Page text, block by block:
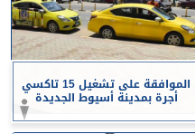
الموافقة على تشغيل 15 تاكسي
أجرة بمدينة أسيوط الجديدة